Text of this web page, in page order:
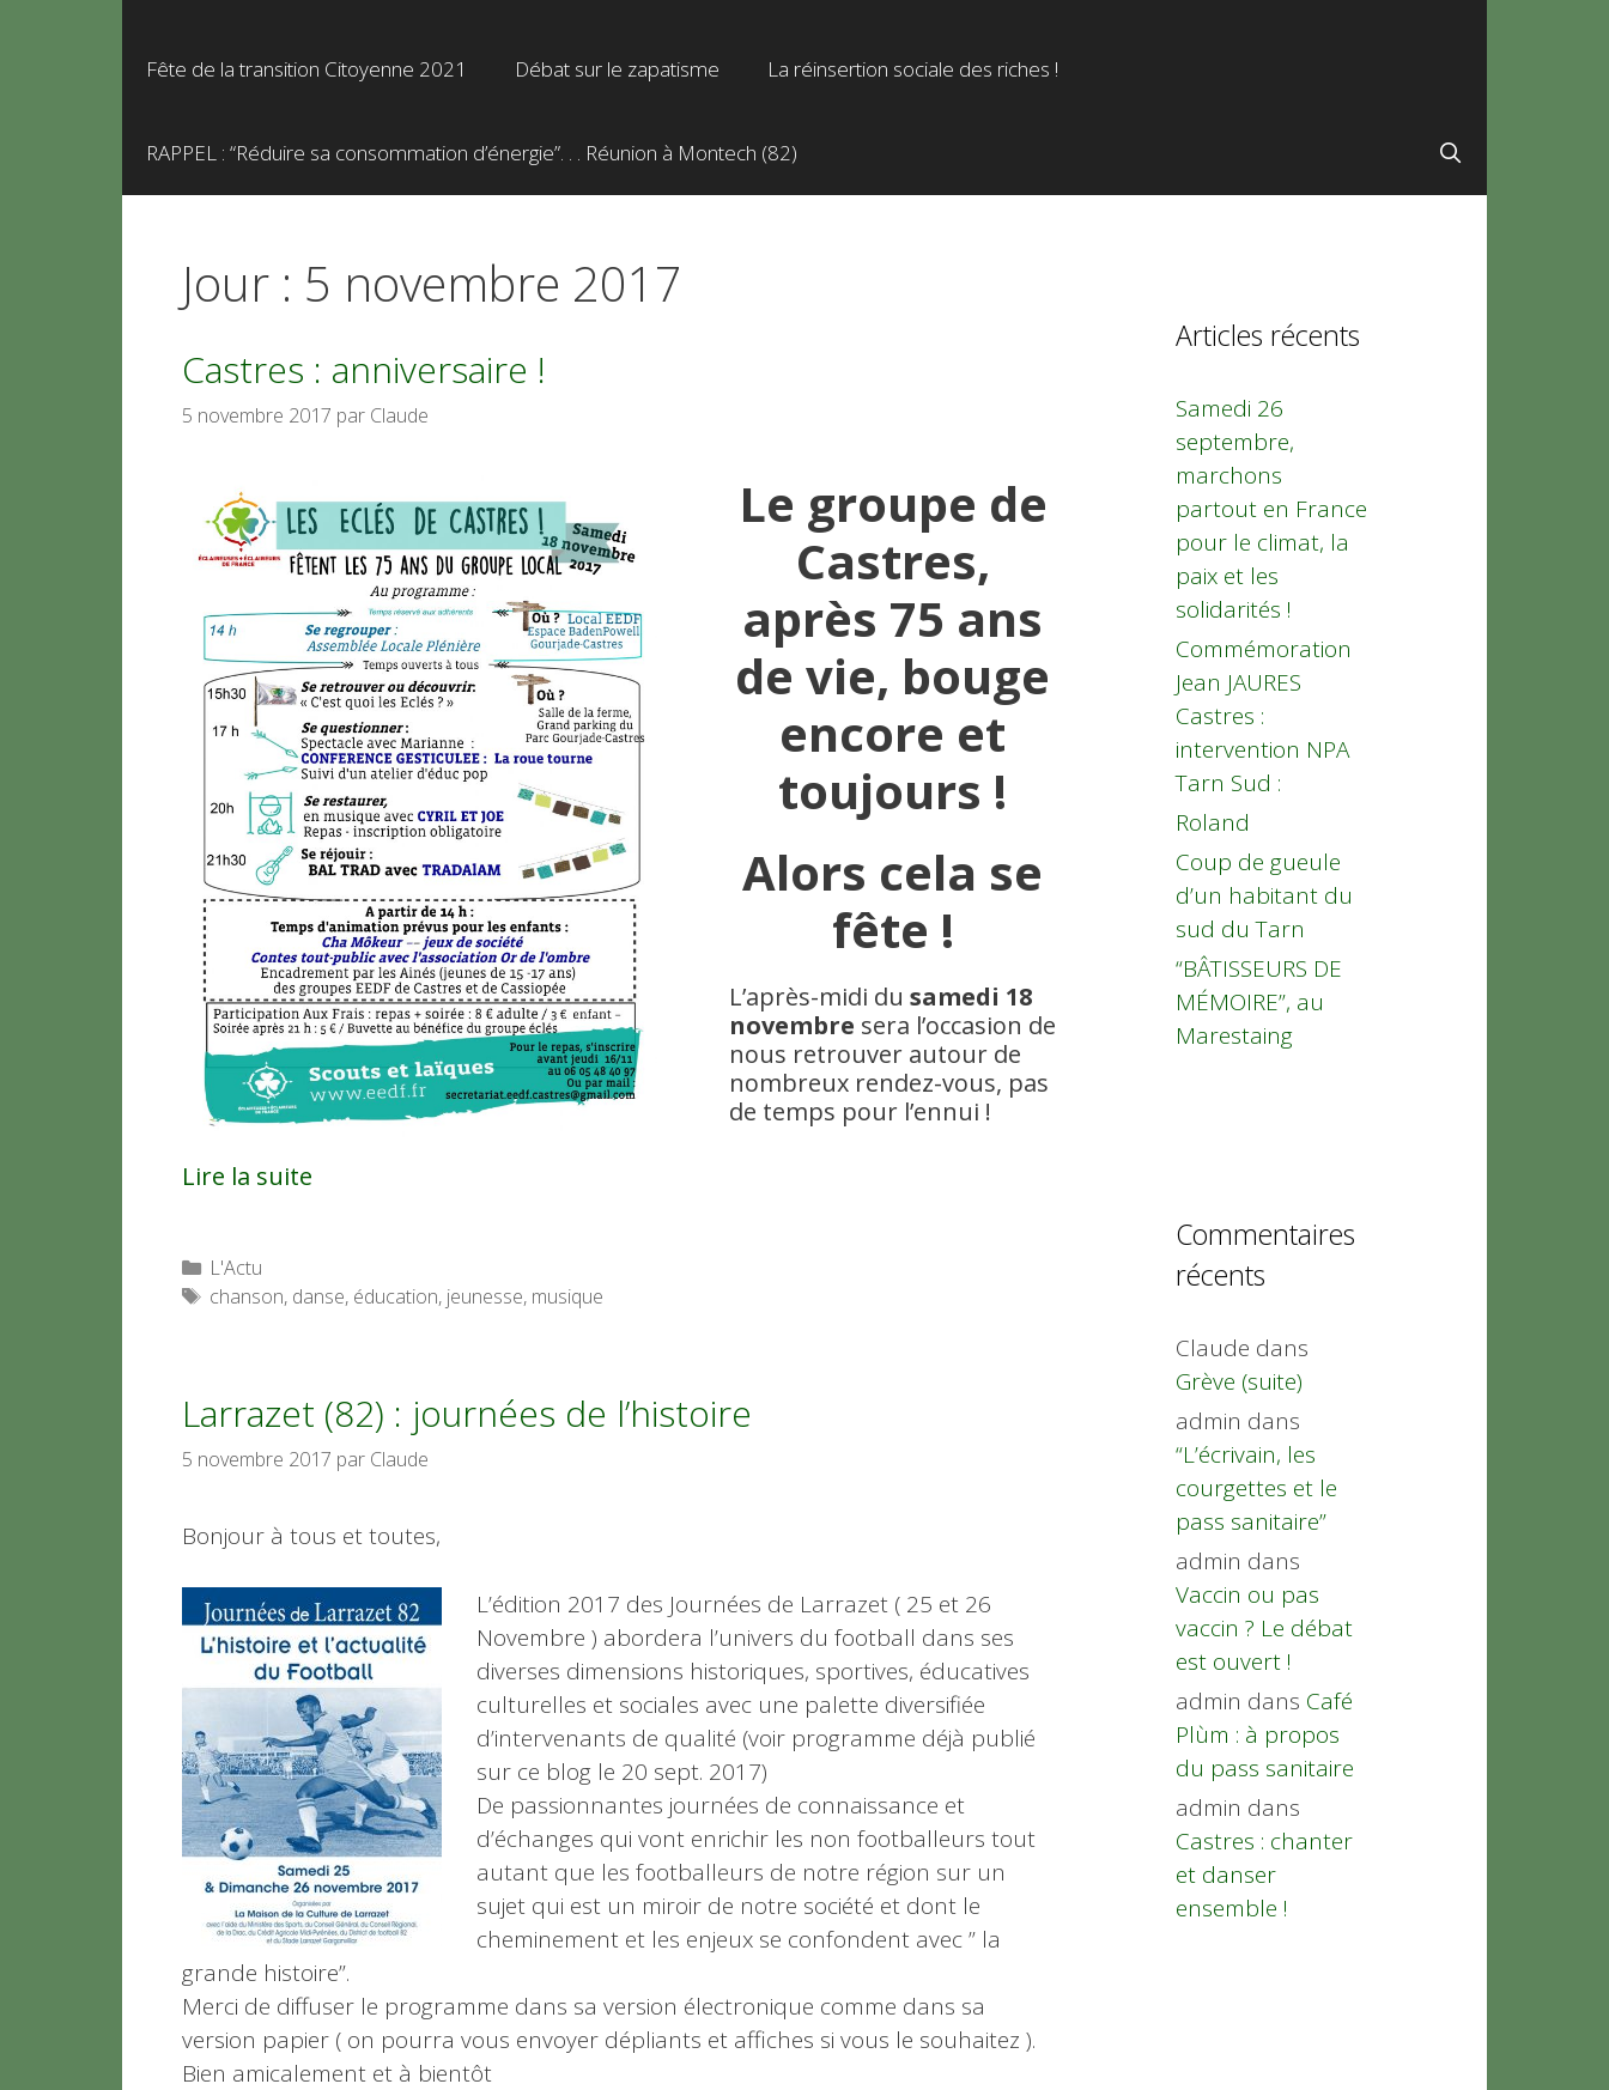
Fête de la transition Citoyenne 2021 Débat sur le zapatisme La réinsertion sociale des riches !
RAPPEL : “Réduire sa consommation d’énergie”. . . Réunion à Montech (82)
Jour : 5 novembre 2017
Castres : anniversaire !
5 novembre 2017 par Claude
Le groupe de
Castres,
après 75 ans
de vie, bouge
encore et
toujours !
Alors cela se
fête !
L’après-midi du samedi 18
novembre sera l’occasion de
nous retrouver autour de
nombreux rendez-vous, pas
de temps pour l’ennui !
Lire la suite
Catégories
L'Actu
Étiquettes
chanson, danse, éducation, jeunesse, musique
Larrazet (82) : journées de l’histoire
5 novembre 2017 par Claude
Bonjour à tous et toutes,
L’édition 2017 des Journées de Larrazet ( 25 et 26
Novembre ) abordera l’univers du football dans ses
diverses dimensions historiques, sportives, éducatives
culturelles et sociales avec une palette diversifiée
d’intervenants de qualité (voir programme déjà publié
sur ce blog le 20 sept. 2017)
De passionnantes journées de connaissance et
d’échanges qui vont enrichir les non footballeurs tout
autant que les footballeurs de notre région sur un
sujet qui est un miroir de notre société et dont le
cheminement et les enjeux se confondent avec ” la
grande histoire”.
Merci de diffuser le programme dans sa version électronique comme dans sa
version papier ( on pourra vous envoyer dépliants et affiches si vous le souhaitez ).
Bien amicalement et à bientôt
Articles récents
Samedi 26
septembre,
marchons
partout en France
pour le climat, la
paix et les
solidarités !
Commémoration
Jean JAURES
Castres :
intervention NPA
Tarn Sud :
Roland
Coup de gueule
d’un habitant du
sud du Tarn
“BÂTISSEURS DE
MÉMOIRE”, au
Marestaing
Commentaires
récents
Claude dans
Grève (suite)
admin dans
“L’écrivain, les
courgettes et le
pass sanitaire”
admin dans
Vaccin ou pas
vaccin ? Le débat
est ouvert !
admin dans Café
Plùm : à propos
du pass sanitaire
admin dans
Castres : chanter
et danser
ensemble !